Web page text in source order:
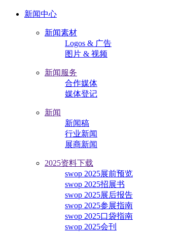
新闻中心
新闻素材
Logos & 广告
图片 & 视频
新闻服务
合作媒体
媒体登记
新闻
新闻稿
行业新闻
展商新闻
2025资料下载
swop 2025展前预览
swop 2025招展书
swop 2025展后报告
swop 2025参展指南
swop 2025口袋指南
swop 2025会刊